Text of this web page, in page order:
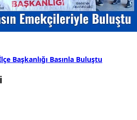
Başkanlığı Basınla Buluştu